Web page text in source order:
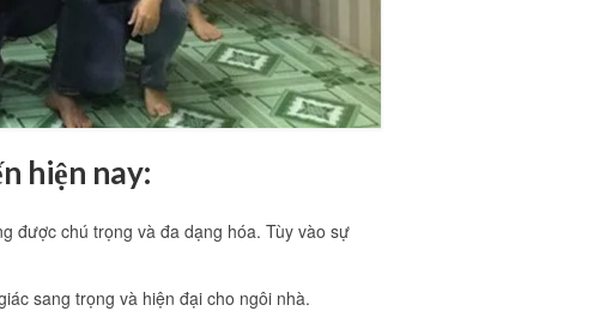
hiện nay:
được chú trọng và đa dạng hóa. Tùy vào sự
sang trọng và hiện đại cho ngôi nhà.